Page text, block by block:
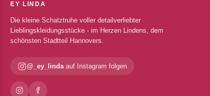
EY LINDA
Die kleine Schatztruhe voller detailverliebter
Lieblingskleidungsstücke - im Herzen Lindens, dem
schönsten Stadtteil Hannovers.
@_ey_lindaauf Instagram folgen